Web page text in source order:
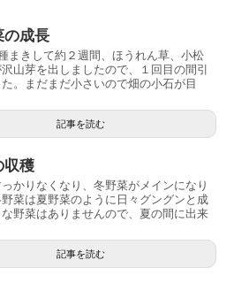
の成長
まきして約２週間、ほうれん草、小松
山芽を出しましたので、１回目の間引
。まだまだ小さいので畑の小石が目
記事を読む
収穫
かりなくなり、冬野菜がメインになり
菜は夏野菜のように日々グングンと成
野菜はありませんので、夏の間に出来
記事を読む